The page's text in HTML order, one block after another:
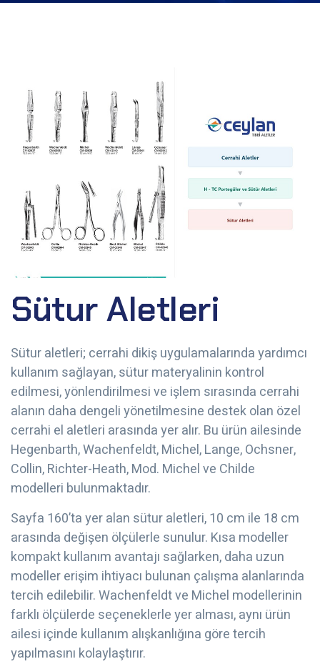
Sütur Aletleri
Sütur aletleri; cerrahi dikiş uygulamalarında yardımcı
kullanım sağlayan, sütur materyalinin kontrol
edilmesi, yönlendirilmesi ve işlem sırasında cerrahi
alanın daha dengeli yönetilmesine destek olan özel
cerrahi el aletleri arasında yer alır. Bu ürün ailesinde
Hegenbarth, Wachenfeldt, Michel, Lange, Ochsner,
Collin, Richter-Heath, Mod. Michel ve Childe
modelleri bulunmaktadır.
Sayfa 160’ta yer alan sütur aletleri, 10 cm ile 18 cm
arasında değişen ölçülerle sunulur. Kısa modeller
kompakt kullanım avantajı sağlarken, daha uzun
modeller erişim ihtiyacı bulunan çalışma alanlarında
tercih edilebilir. Wachenfeldt ve Michel modellerinin
farklı ölçülerde seçeneklerle yer alması, aynı ürün
ailesi içinde kullanım alışkanlığına göre tercih
yapılmasını kolaylaştırır.